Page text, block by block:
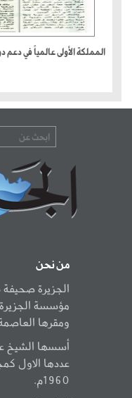
المملكة الأولى عالمياً في دعم
من نحن
الجزيرة
مؤسسة
ومقرها
أسسها الشيخ
عددها الاول
1960م.